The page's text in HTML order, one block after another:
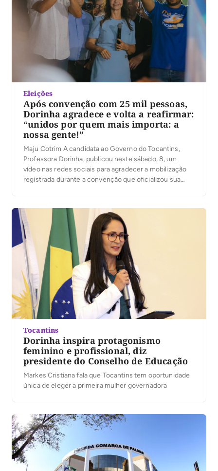
Eleições
Após convenção com 25 mil pessoas,
Dorinha agradece e volta a reafirmar:
“unidos por quem mais importa: a
nossa gente!”
Maju Cotrim A candidata ao Governo do Tocantins,
Professora Dorinha, publicou neste sábado, 8, um
vídeo nas redes sociais para agradecer a mobilização
registrada durante a convenção que oficializou sua
destacou a presença das caravanas, lideranças e
apoiadores que participaram […]
Tocantins
Dorinha inspira protagonismo
feminino e profissional, diz
presidente do Conselho de Educação
Markes Cristiana fala que Tocantins tem oportunidade
única de eleger a primeira mulher governadora